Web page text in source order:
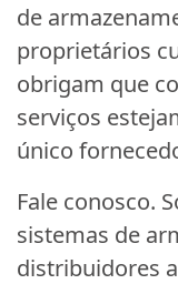
de
proprietários
obrigam que
serviços
único
Fale conosco.
sistemas de
distribuidores